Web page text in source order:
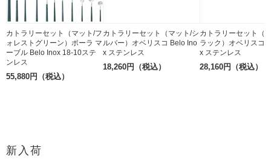
カトラリーセット（マット/フ
ォレストグリーン）ポーラ マ
ーブル Belo Inox 18-10ステ
ンレス
55,880円（税込）
カトラリーセット（マット/シ
ルバー）オベリスコ Belo Ino
x ステンレス
18,260円（税込）
カトラリーセット（
ラック）オベリスコ
x ステンレス
28,160円（税込）
新入荷